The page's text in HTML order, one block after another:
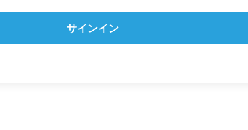
サインイン